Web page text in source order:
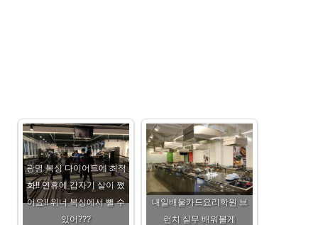
광명 복싱 다이어트에 최적
화!! 연휴에 갑자기 살이 쪘
어요!! 위너 복싱에서 뺄 수
있어???
내일배울카드요리학원 브
런치 실무 배워볼게